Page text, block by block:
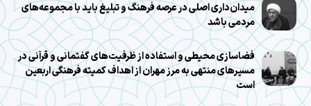
میدان‌داری اصلی در عرصه فرهنگ و تبلیغ باید با مجموعه‌های
مردمی باشد
فضاسازی محیطی و استفاده از ظرفیت‌های گفتمانی و قرآنی در
مسیرهای منتهی به مرز مهران از اهداف کمیته فرهنگی اربعین
است